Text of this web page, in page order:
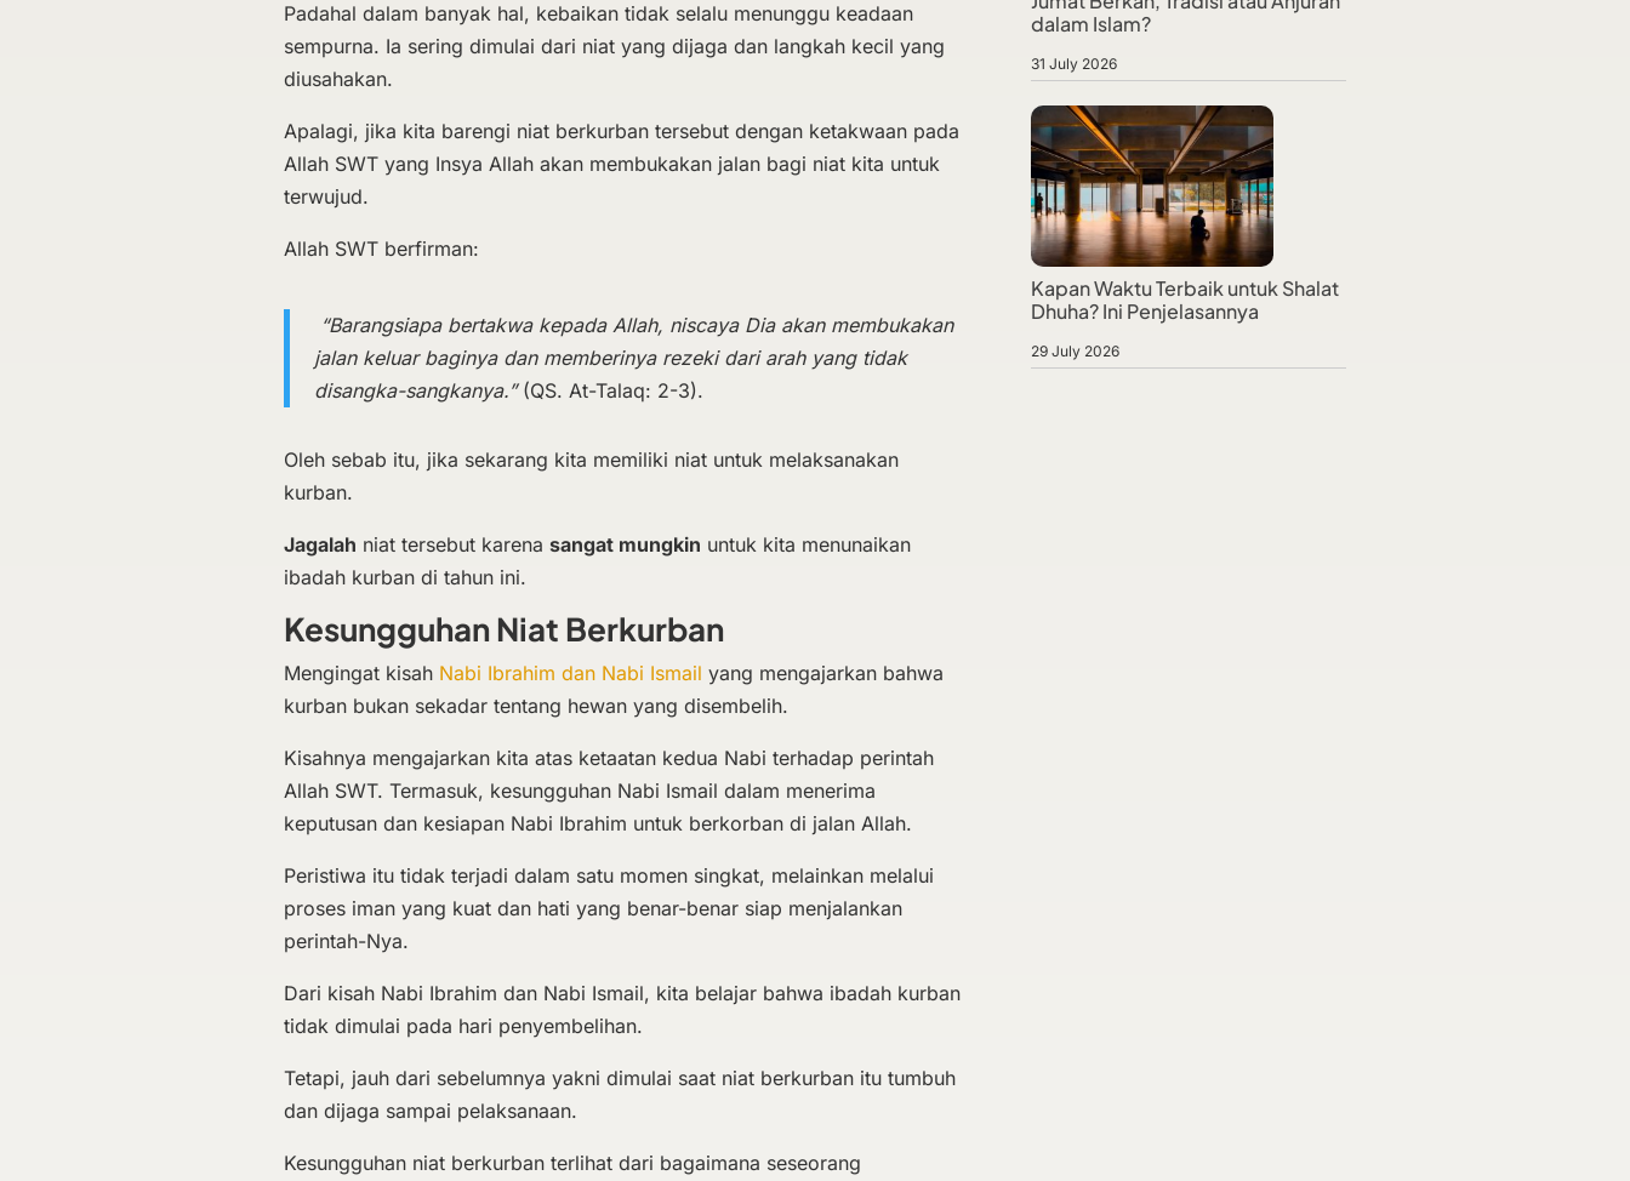
Padahal dalam banyak hal, kebaikan tidak selalu menunggu keadaan
sempurna. Ia sering dimulai dari niat yang dijaga dan langkah kecil yang
diusahakan.
Apalagi, jika kita barengi niat berkurban tersebut dengan ketakwaan pada
Allah SWT yang Insya Allah akan membukakan jalan bagi niat kita untuk
terwujud.
Allah SWT berfirman:
“Barangsiapa bertakwa kepada Allah, niscaya Dia akan membukakan
jalan keluar baginya dan memberinya rezeki dari arah yang tidak
disangka-sangkanya.”(QS. At-Talaq: 2-3).
Oleh sebab itu, jika sekarang kita memiliki niat untuk melaksanakan
kurban.
Jagalah niat tersebut karenasangat mungkin untuk kita menunaikan
ibadah kurban di tahun ini.
KesungguhanNiat Berkurban
Mengingat kisah Nabi Ibrahim dan Nabi Ismail yang mengajarkan bahwa
kurban bukan sekadar tentang hewan yang disembelih.
Kisahnya mengajarkan kita atas ketaatan kedua Nabi terhadap perintah
Allah SWT. Termasuk, kesungguhan Nabi Ismail dalam menerima
keputusan dan kesiapan Nabi Ibrahim untuk berkorban di jalan Allah.
Peristiwa itu tidak terjadi dalam satu momen singkat, melainkan melalui
proses iman yang kuat dan hati yang benar-benar siap menjalankan
perintah-Nya.
Dari kisah Nabi Ibrahim dan Nabi Ismail, kita belajar bahwa ibadah kurban
tidak dimulai pada hari penyembelihan.
Tetapi, jauh dari sebelumnya yakni dimulai saat niat berkurban itu tumbuh
dan dijaga sampai pelaksanaan.
Kesungguhan niat berkurban terlihat dari bagaimana seseorang
dalam Islam?
31 July 2026
Kapan Waktu Terbaik untuk Shalat
Dhuha? Ini Penjelasannya
29 July 2026